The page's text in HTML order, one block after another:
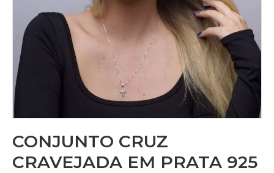
CONJUNTO CRUZ
CRAVEJADA EM PRATA 925